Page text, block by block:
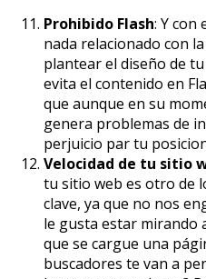
Prohibido Flash: Y con
nada relacionado con
plantear el diseño de
evita el contenido en
que aunque en su
genera problemas de
perjuicio par tu
Velocidad de tu sitio
tu sitio web es otro de
clave, ya que no nos
le gusta estar mirando
que se cargue una
buscadores te van a